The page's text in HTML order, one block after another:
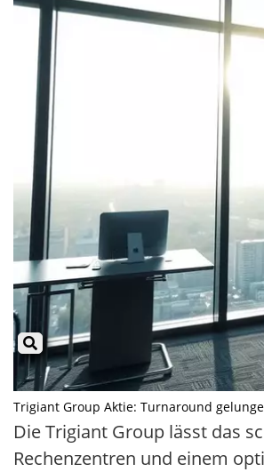
Trigiant Group Aktie: Turnaround
Die Trigiant Group lässt das
Rechenzentren und einem